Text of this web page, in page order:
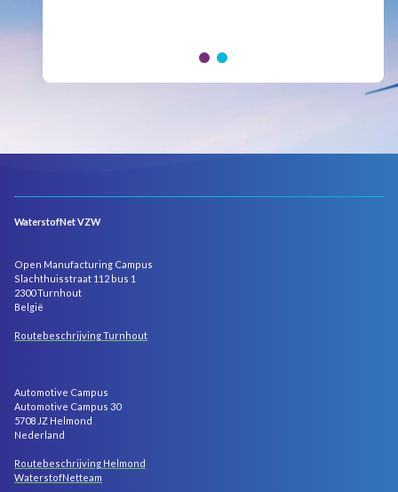
WaterstofNet VZW
Open Manufacturing Campus
Slachthuisstraat 112 bus 1
2300 Turnhout
België
Routebeschrijving Turnhout
Automotive Campus
Automotive Campus 30
5708 JZ Helmond
Nederland
Routebeschrijving Helmond
WaterstofNetteam